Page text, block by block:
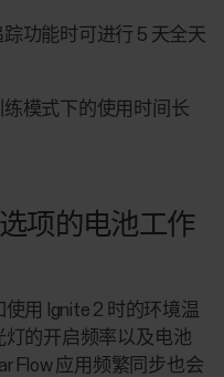
功能时可进行 5 天全天
练模式下的使用时间长
项的电池工作
用 Ignite 2 时的环境温
的开启频率以及电池
Flow 应用频繁同步也会